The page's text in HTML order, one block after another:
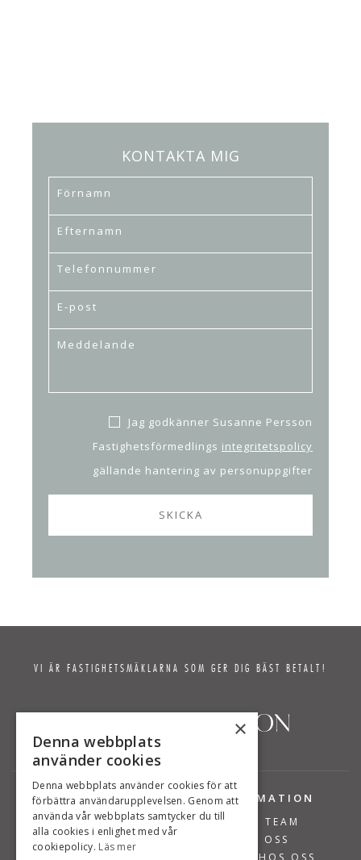
KONTAKTA MIG
Jag godkänner Susanne Persson
Fastighetsförmedlings integritetspolicy
gällande hantering av personuppgifter
VI ÄR FASTIGHETSMÄKLARNA SOM GER DIG BÄST BETALT!
TJÄNSTER
BOSTÄDER TILL SALU
SÄLJA BOSTAD
INFORMATION
VÅRT TEAM
OM OSS
×
Denna webbplats
använder cookies
Denna webbplats använder cookies för att
förbättra användarupplevelsen. Genom att
använda vår webbplats samtycker du till
alla cookies i enlighet med vår
cookiepolicy. Läs mer